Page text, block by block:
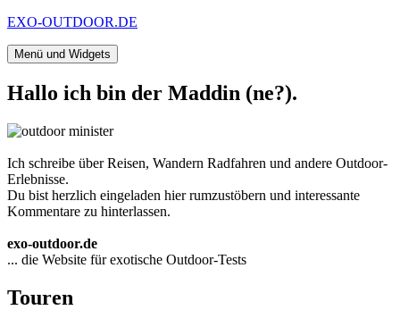
Zum
springen
EXO-OUTDOOR.DE
Menü und Widgets
Hallo ich bin der Maddin (ne?).
Ich schreibe über Reisen, Wandern Radfahren und andere Outdoor-
Erlebnisse.
Du bist herzlich eingeladen hier rumzustöbern und interessante
Kommentare zu hinterlassen.
exo-outdoor.de
... die Website für exotische Outdoor-Tests
Touren